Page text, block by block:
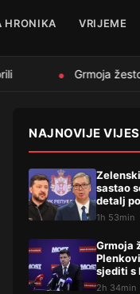
HRONIKA VRIJEME
Grmoja
NAJNOVIJE
sastao
detalj
pažnju,
1h 53min
Grmoja
sjediti s
Liku“
2h 34min